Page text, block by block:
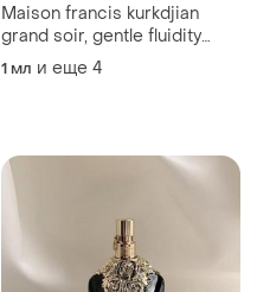
Maison francis kurkdjian
grand soir, gentle fluidity
gold, essential parfums
divine vanille, matiere
1 мл и еще 4